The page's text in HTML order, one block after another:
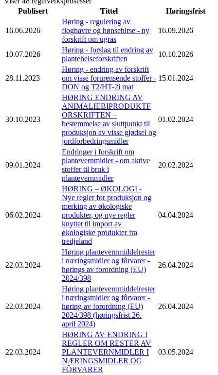
Publisert
Tittel Høringsfrist
16.06.2026
Høring - regulering av
floghavre og hønsehirse - ny
forskrift om ugras
16.09.2026
10.07.2026
Høring - forslag til endring av
plantehelseforskriften
10.10.2026
28.11.2023
Høring - endring av forskrift
om visse forurensende stoffer -
DON og T2/HT-2i mat
15.01.2024
30.10.2023
HØRING ENDRING AV
ANIMALIEBIPRODUKTF
ORSKRIFTEN –
bestemmelse av sluttpunkt til
produksjon av visse gjødsel og
jordforbedringsmidler
01.02.2024
09.01.2024
Endringer i forskrift om
plantevernmidler - om aktive
stoffer til bruk i
plantevernmidler
20.02.2024
06.02.2024
HØRING – ØKOLOGI -
Nye regler for produksjon og
merking av økologiske
produkter, og nye regler
knyttet til import av
økologiske produkter fra
tredjeland
04.04.2024
22.03.2024
Høring plantevernmiddelrester
i næringsmidler og fôrvarer -
hørings av forordning (EU)
2024/398
26.04.2024
22.03.2024
Høring plantevernmiddelrester
i næringsmidler og fôrvarer -
høring av forordning (EU)
2024/398 (høringsfrist 26.
april 2024)
26.04.2024
22.03.2024
HØRING AV ENDRING I
REGLER OM RESTER AV
PLANTEVERNMIDLER I
NÆRINGSMIDLER OG
FÔRVARER
03.05.2024